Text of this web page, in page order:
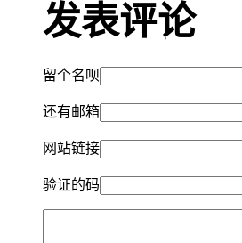
发表评论
留个名呗
还有邮箱
网站链接
验证的码